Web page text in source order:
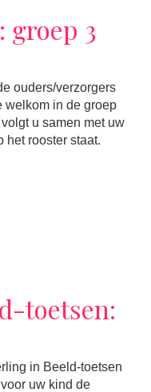
groep 3
ouders/verzorgers
welkom in de groep
u samen met uw
het rooster staat.
toetsen:
in Beeld-toetsen
uw kind de